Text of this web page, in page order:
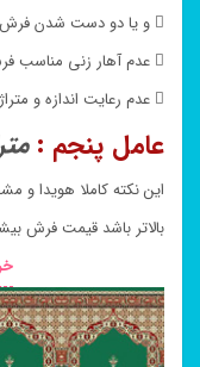
 و یا دو دست شدن فرش هنگام بافت
 عدم آهار زنی مناسب فرش
 عدم رعایت اندازه و متراژ دقیق فرش
عامل پنجم :
این نکته کاملا هویدا
بالاتر باشد قیمت فرش